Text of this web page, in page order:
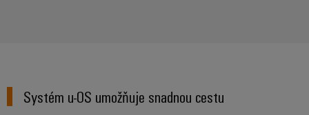
Systém u-OS umožňuje snadnou cestu